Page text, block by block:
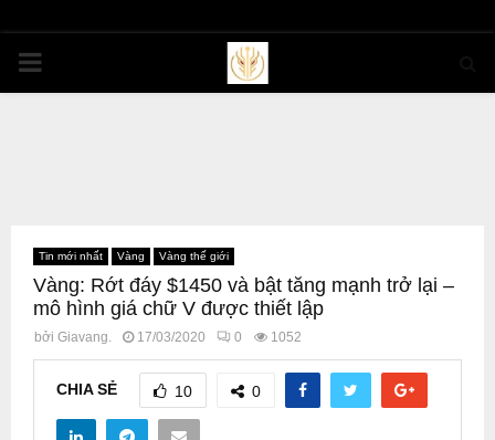
PRIMARY
Tin mới nhất Vàng Vàng thế giới
Vàng: Rớt đáy $1450 và bật tăng mạnh trở lại –
mô hình giá chữ V được thiết lập
bởi Giavang. 17/03/2020 0 1052
CHIA SẺ 10 0